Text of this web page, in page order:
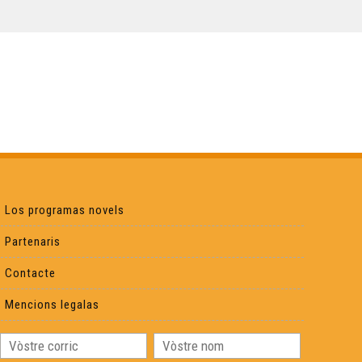
ÒC Kay - La porcelana
ÒC kay - Best-òf
Los programas novels
Partenaris
Contacte
Mencions legalas